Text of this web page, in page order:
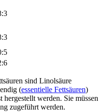
sind Linolsäure
(essentielle Fettsäuren)
werden. Sie müssen
zugeführt werden.